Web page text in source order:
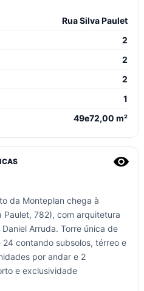
Rua Silva Paulet
2
2
2
1
49e72,00 m²
da Monteplan chega à
Paulet, 782), com arquitetura
Arruda. Torre única de
contando subsolos, térreo e
por andar e 2
e exclusividade